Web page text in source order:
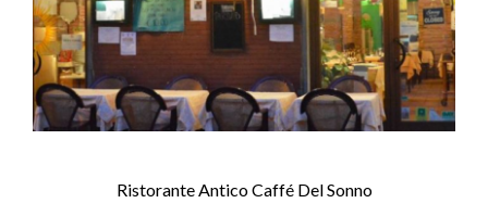
Ristorante Antico Caffé Del Sonno